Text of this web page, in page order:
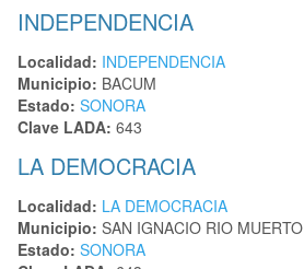
INDEPENDENCIA
Localidad: INDEPENDENCIA
Municipio: BACUM
Estado: SONORA
Clave LADA: 643
LA DEMOCRACIA
Localidad: LA DEMOCRACIA
Municipio: SAN IGNACIO RIO MUERTO
Estado: SONORA